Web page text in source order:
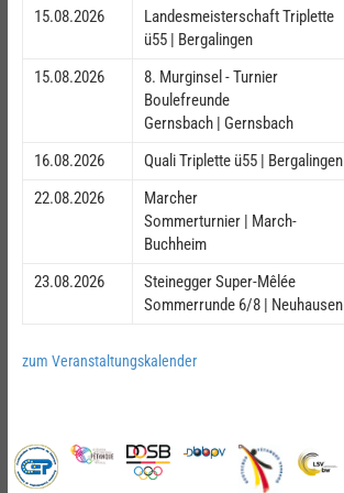
15.08.2026
Landesmeisterschaft Triplette
ü55 | Bergalingen
15.08.2026
8. Murginsel - Turnier
Boulefreunde
Gernsbach | Gernsbach
16.08.2026
Quali Triplette ü55 | Bergalingen
22.08.2026
Marcher
Sommerturnier | March-
Buchheim
23.08.2026
Steinegger Super-Mêlée
Sommerrunde 6/8 | Neuhausen
zum Veranstaltungskalender